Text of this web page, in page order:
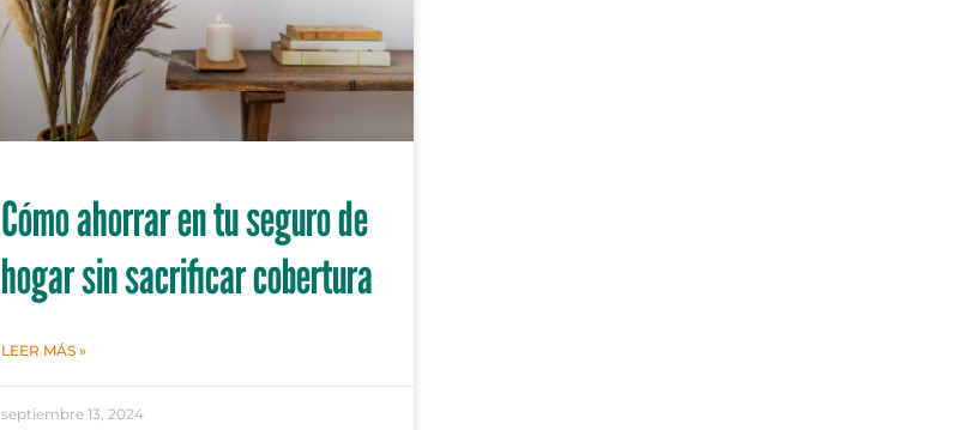
Cómo ahorrar en tu seguro de
hogar sin sacrificar cobertura
LEER MÁS »
septiembre 13, 2024